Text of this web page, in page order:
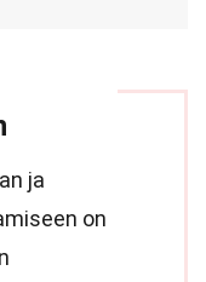
ja
on